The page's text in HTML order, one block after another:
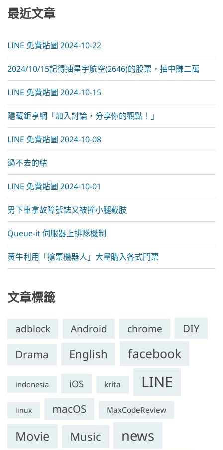
最近文章
LINE 免費貼圖 2024-10-22
2024/10/15記得抽星宇航空(2646)的股票，抽中賺二萬
LINE 免費貼圖 2024-10-15
隱藏鉅亨網「加入討論，分享你的觀點！」
LINE 免費貼圖 2024-10-08
過不去的結
LINE 免費貼圖 2024-10-01
男下車拿故障號誌又被撞小腿截肢
Queue-it 伺服器上排隊機制
黃牛利用「搶票機器人」大量購入各式門票
文章標籤
adblock Android chrome
DIY
Drama
English facebook
indonesia iOS krita LINE
linux macOS MaxCodeReview
Movie Music news